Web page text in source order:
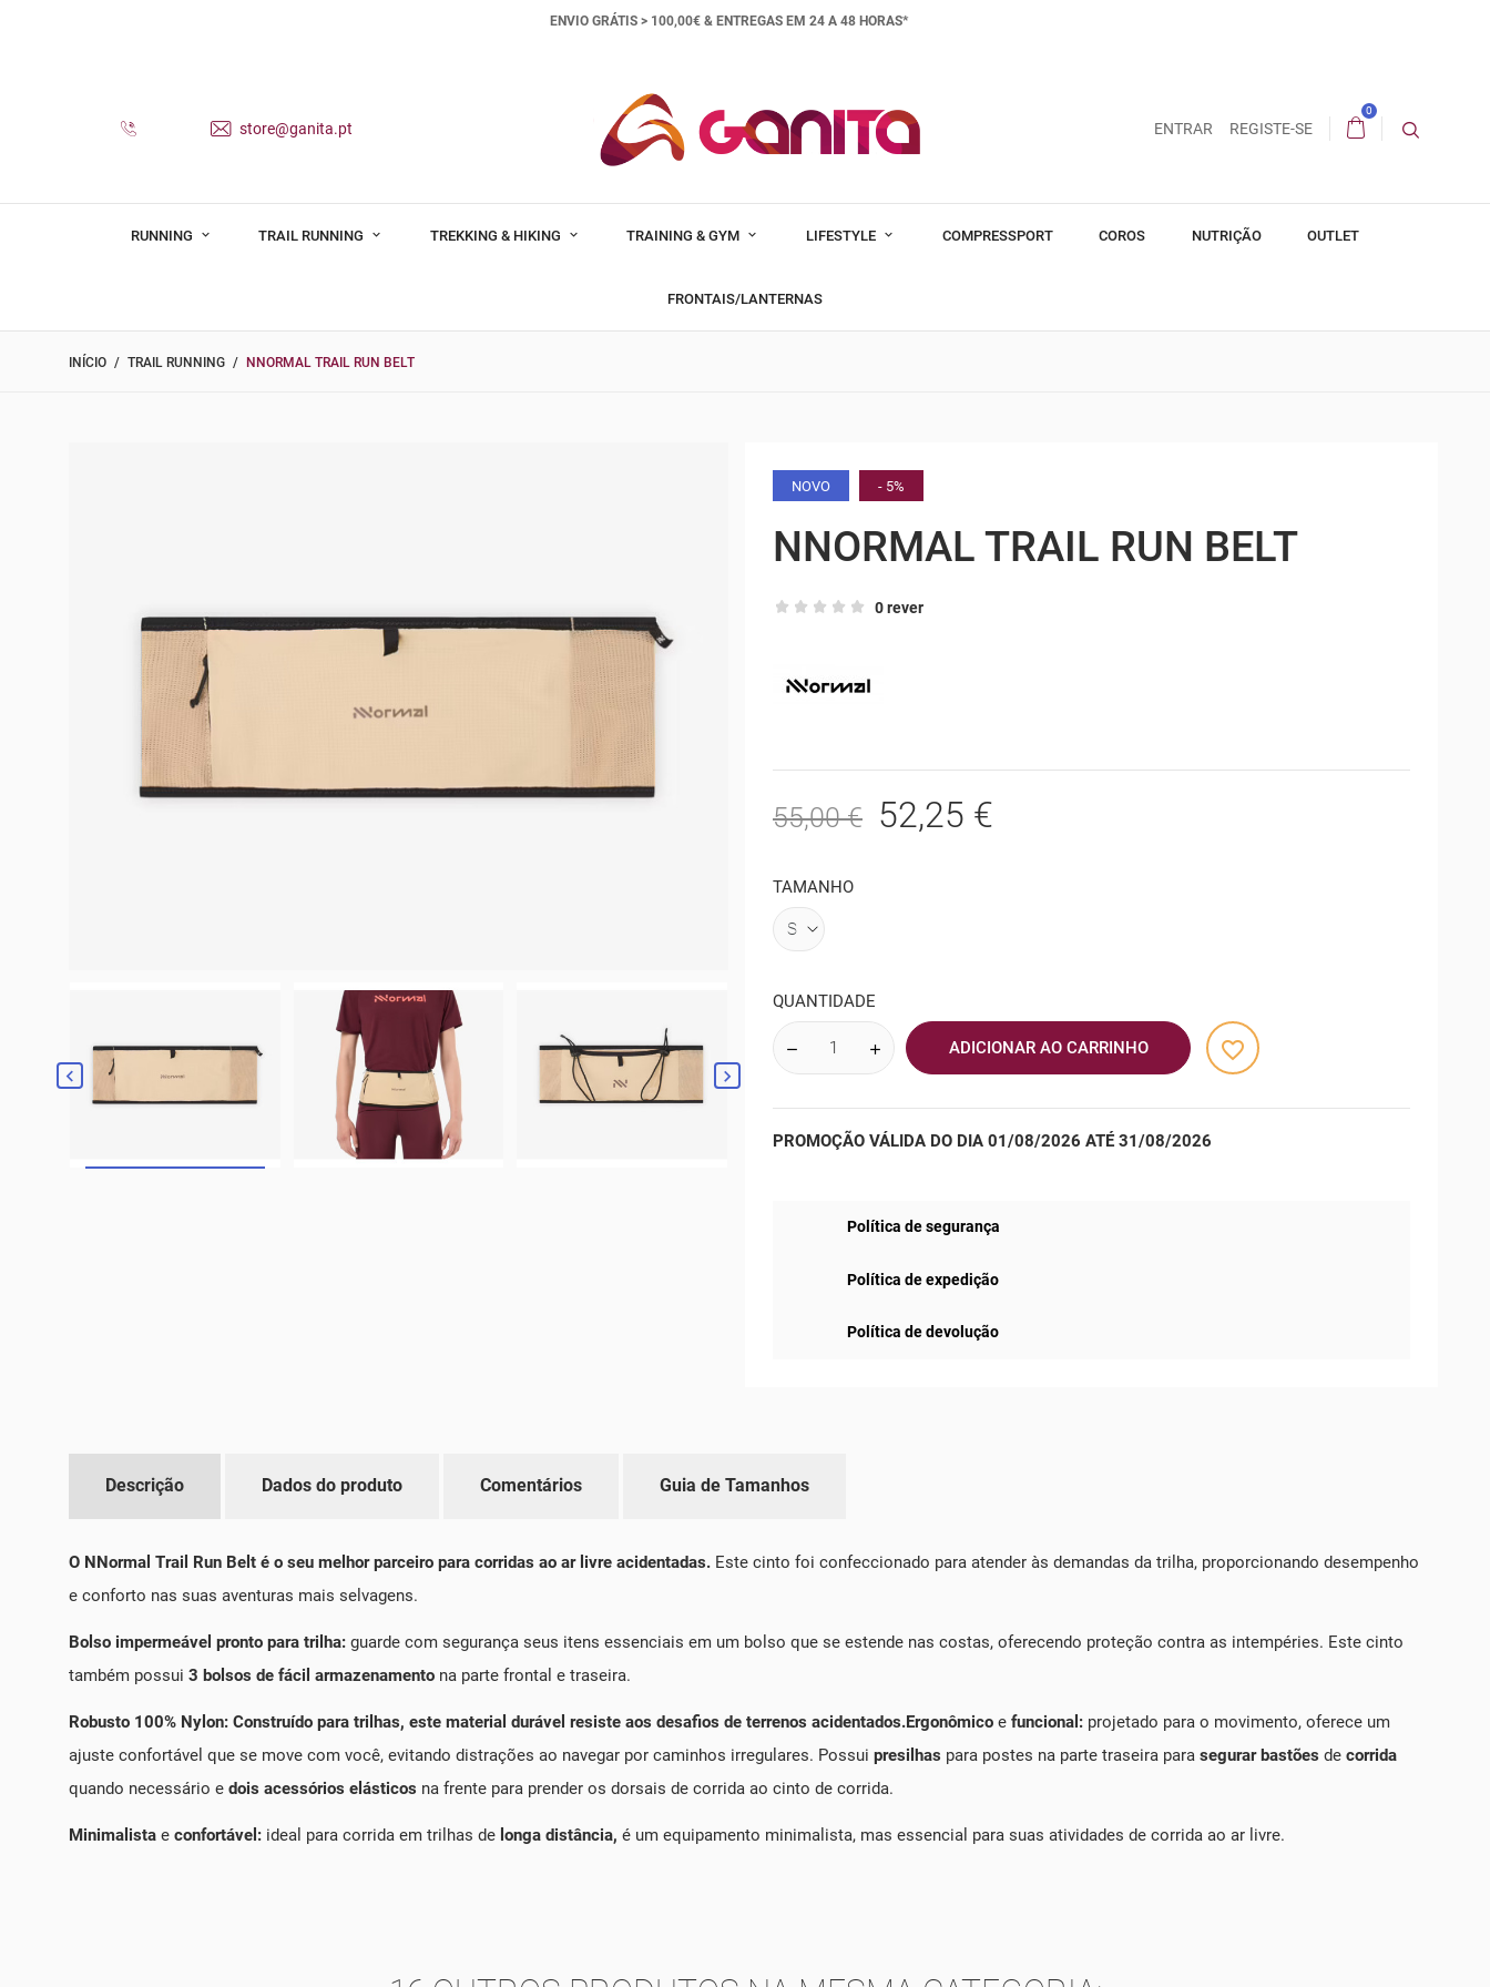
ENVIO GRÁTIS > 100,00€ & ENTREGAS EM 24 A 48 HORAS*
store@ganita.pt ENTRAR REGISTE-SE
0
RUNNING TRAIL RUNNING TREKKING & HIKING TRAINING & GYM LIFESTYLE COMPRESSPORT COROS NUTRIÇÃO OUTLET
FRONTAIS/LANTERNAS
INÍCIO TRAIL RUNNING NNORMAL TRAIL RUN BELT
 
NOVO - 5%
NNORMAL TRAIL RUN BELT
0 rever
55,00 € 52,25 €
TAMANHO
QUANTIDADE
ADICIONAR AO CARRINHO favorite_border
PROMOÇÃO VÁLIDA DO DIA 01/08/2026 ATÉ 31/08/2026
Política de segurança
Política de expedição
Política de devolução
Descrição Dados do produto Comentários Guia de Tamanhos
O NNormal Trail Run Belt é o seu melhor parceiro para corridas ao ar livre acidentadas. Este cinto foi confeccionado para atender às demandas da trilha, proporcionando desempenho
e conforto nas suas aventuras mais selvagens.
Bolso impermeável pronto para trilha: guarde com segurança seus itens essenciais em um bolso que se estende nas costas, oferecendo proteção contra as intempéries. Este cinto
também possui 3 bolsos de fácil armazenamento na parte frontal e traseira.
Robusto 100% Nylon: Construído para trilhas, este material durável resiste aos desafios de terrenos acidentados.Ergonômico e funcional: projetado para o movimento, oferece um
ajuste confortável que se move com você, evitando distrações ao navegar por caminhos irregulares. Possui presilhas para postes na parte traseira para segurar bastões de corrida
quando necessário e dois acessórios elásticos na frente para prender os dorsais de corrida ao cinto de corrida.
Minimalista e confortável: ideal para corrida em trilhas de longa distância, é um equipamento minimalista, mas essencial para suas atividades de corrida ao ar livre.